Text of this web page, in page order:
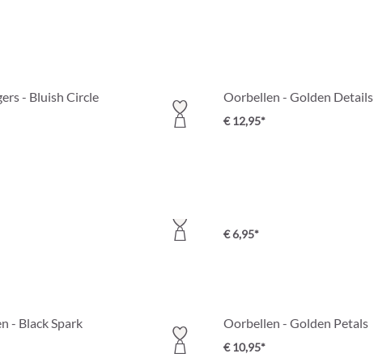
- Bluish Circle Oorbellen - Golden Details
€ 12,95*
€ 6,95*
- Black Spark Oorbellen - Golden Petals
€ 10,95*